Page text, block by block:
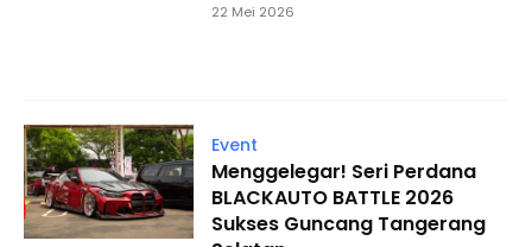
22 Mei 2026
Event
Menggelegar! Seri Perdana
BLACKAUTO BATTLE 2026
Sukses Guncang Tangerang